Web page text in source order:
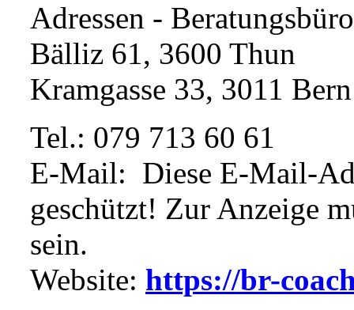
Adressen -
Bälliz 61, 3600 Thun
Kramgasse 33, 3011 Bern
Tel.: 079 713 60 61
E-Mail: Diese E-Mail-
geschützt! Zur Anzeige
sein.
Website: https://br-